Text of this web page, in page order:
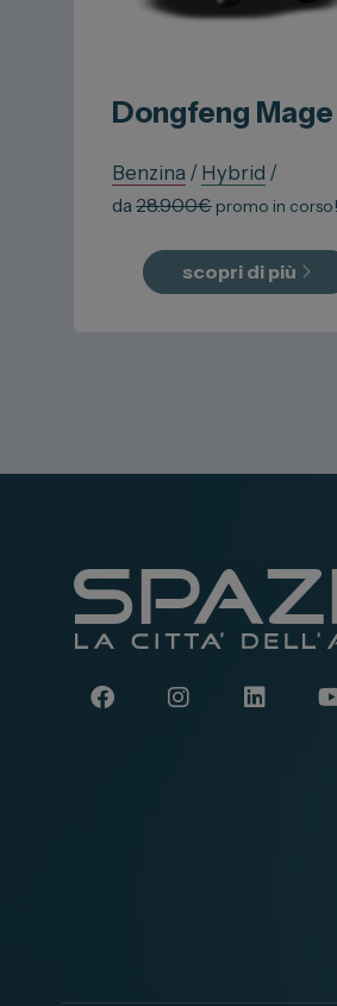
Dongfeng Mage
Benzina / Hybrid /
da 28.900€ promo in corso!
scopri di più